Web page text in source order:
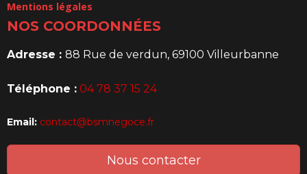
Mentions légales
NOS COORDONNÉES
Adresse : 88 Rue de verdun, 69100 Villeurbanne
Téléphone : 04 78 37 15 24
Email: contact@bsmnegoce.fr
Nous contacter